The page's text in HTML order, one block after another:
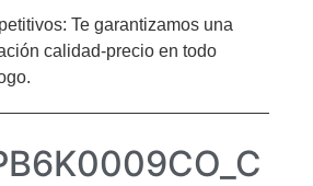
Te garantizamos una
calidad-precio en todo